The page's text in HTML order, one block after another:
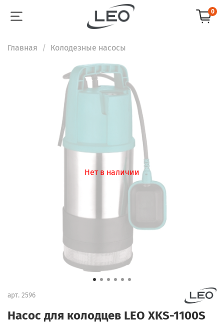
0
Главная Колодезные насосы
Нет в наличии
арт. 2596
Насос для колодцев LEO XKS-1100S